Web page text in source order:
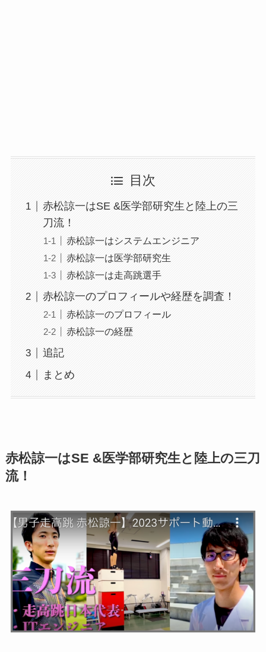
目次
赤松諒一はSE &医学部研究生と陸上の三
刀流！
赤松諒一はシステムエンジニア
赤松諒一は医学部研究生
赤松諒一は走高跳選手
赤松諒一のプロフィールや経歴を調査！
赤松諒一のプロフィール
赤松諒一の経歴
追記
まとめ
赤松諒一はSE &医学部研究生と陸上の三刀
流！